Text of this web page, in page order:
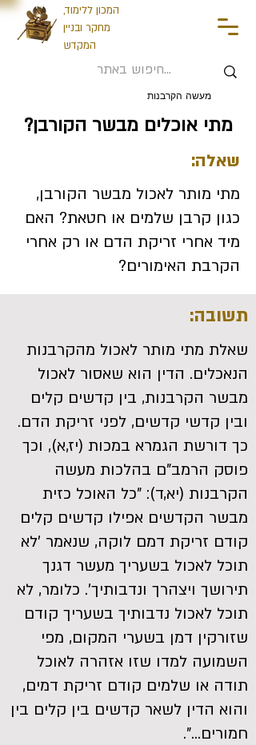
המכון ללימוד,
מחקר ובניין
המקדש
מעשה הקרבנות
מתי אוכלים מבשר הקורבן?
שאלה:
מתי מותר לאכול מבשר הקורבן,
כגון קרבן שלמים או חטאת? האם
מיד אחרי זריקת הדם או רק אחרי
הקרבת האימורים?
תשובה:
שאלת מתי מותר לאכול מהקרבנות
הנאכלים. הדין הוא שאסור לאכול
מבשר הקרבנות, בין קדשים קלים
ובין קדשי קדשים, לפני זריקת הדם.
כך דורשת הגמרא במכות (יז,א), וכך
פוסק הרמב"ם בהלכות מעשה
הקרבנות (יא,ד): "כל האוכל כזית
מבשר הקדשים אפילו קדשים קלים
קודם זריקת דמם לוקה, שנאמר 'לא
תוכל לאכול בשעריך מעשר דגנך
תירושך ויצהרך ונדבותיך'. כלומר, לא
תוכל לאכול נדבותיך בשעריך קודם
שזורקין דמן בשערי המקום, מפי
השמועה למדו שזו אזהרה לאוכל
תודה או שלמים קודם זריקת דמים,
והוא הדין לשאר קדשים בין קלים בין
חמורים...".